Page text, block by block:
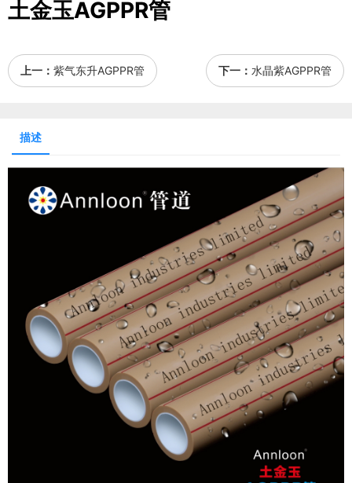
土金玉AGPPR管
上一： 紫气东升AGPPR管 下一： 水晶紫AGPPR管
描述